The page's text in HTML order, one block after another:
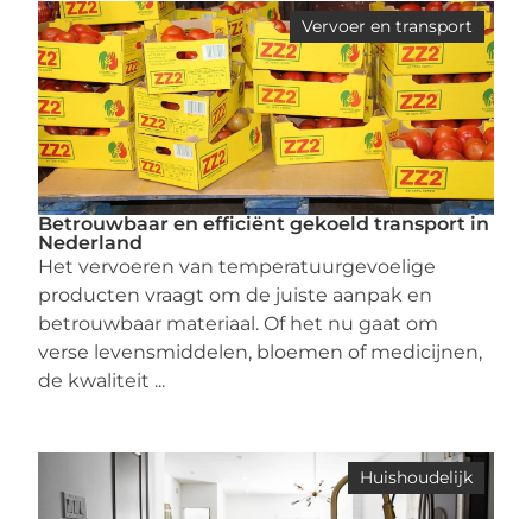
Vervoer en transport
Betrouwbaar en efficiënt gekoeld transport in
Nederland
Het vervoeren van temperatuurgevoelige
producten vraagt om de juiste aanpak en
betrouwbaar materiaal. Of het nu gaat om
verse levensmiddelen, bloemen of medicijnen,
de kwaliteit ...
Huishoudelijk